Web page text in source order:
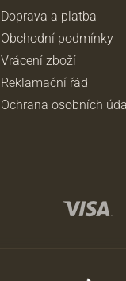
Doprava a platba
Obchodní podmínky
Vrácení zboží
Reklamační řád
Ochrana osobních